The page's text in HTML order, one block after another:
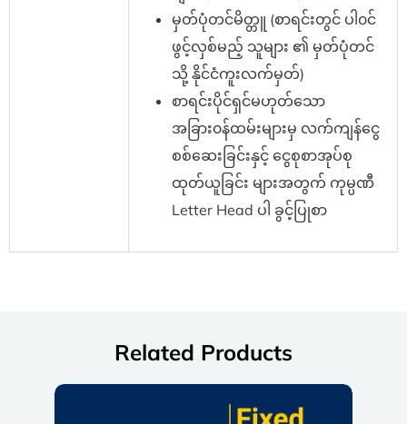
မှတ်ပုံတင်မိတ္တူ (စာရင်းတွင် ပါ၀င်
ဖွင့်လှစ်မည့် သူများ ၏ မှတ်ပုံတင်
သို့ နိုင်ငံကူးလက်မှတ်)
စာရင်းပိုင်ရှင်မဟုတ်သော
အခြား၀န်ထမ်းများမှ လက်ကျန်ငွေ
စစ်ဆေးခြင်းနှင့် ငွေစုစာအုပ်စု
ထုတ်ယူခြင်း များအတွက် ကုမ္ပဏီ
Letter Head ပါ ခွင့်ပြုစာ
Related Products